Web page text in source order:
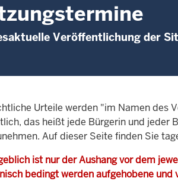
Veröffentlichung der
Urteile werden "im Namen des
das heißt jede Bürgerin und jeder
Auf dieser Seite finden Sie
ist nur der Aushang vor dem
bedingt werden aufgehobene